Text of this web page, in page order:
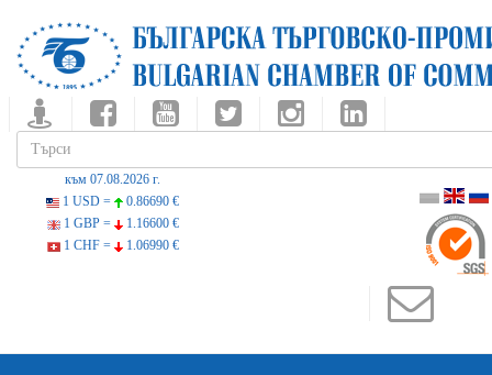
към 07.08.2026 г.
1 USD =
0.86690 €
1 GBP =
1.16600 €
1 CHF =
1.06990 €